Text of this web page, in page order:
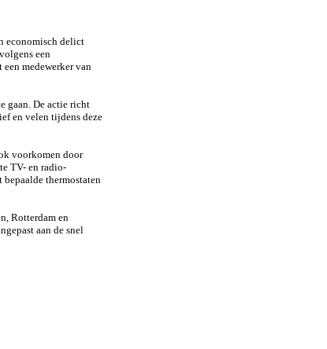
economisch delict
een
medewerker van
gaan. De actie richt
en velen tijdens deze
voorkomen door
TV- en radio-
thermostaten
Rotterdam en
aan de snel